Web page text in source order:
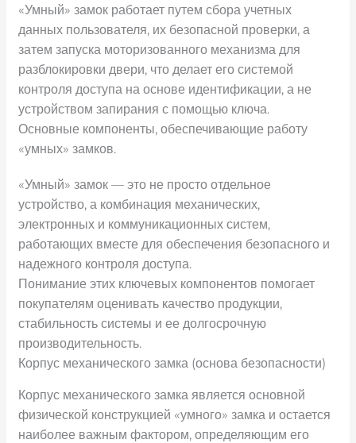
«Умный» замок работает путем сбора учетных
данных пользователя, их безопасной проверки, а
затем запуска моторизованного механизма для
разблокировки двери, что делает его системой
контроля доступа на основе идентификации, а не
устройством запирания с помощью ключа.
Основные компоненты, обеспечивающие работу
«умных» замков.
«Умный» замок — это не просто отдельное
устройство, а комбинация механических,
электронных и коммуникационных систем,
работающих вместе для обеспечения безопасного и
надежного контроля доступа.
Понимание этих ключевых компонентов помогает
покупателям оценивать качество продукции,
стабильность системы и ее долгосрочную
производительность.
Корпус механического замка (основа безопасности)
Корпус механического замка является основной
физической конструкцией «умного» замка и остается
наиболее важным фактором, определяющим его